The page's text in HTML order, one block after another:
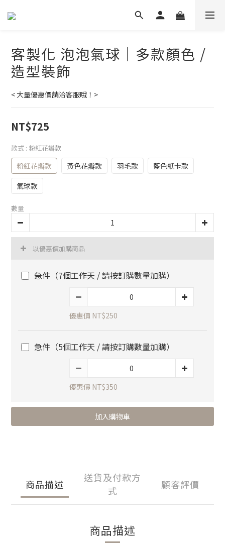
客製化 泡泡氣球｜多款顏色 /
造型裝飾
< 大量優惠價請洽客服哦！>
NT$725
款式 : 粉紅花瓣款
粉紅花瓣款 黃色花瓣款 羽毛款
藍色紙卡款
氣球款
數量
以優惠價加購商品
急件（7個工作天 / 請按訂購數量加購）
優惠價 NT$250
急件（5個工作天 / 請按訂購數量加購）
優惠價 NT$350
加入購物車
商品描述
送貨及付款方
式
顧客評價
商品描述